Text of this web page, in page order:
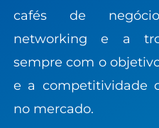
cafés de
networking e a
sempre com o
e a competitividade
no mercado.